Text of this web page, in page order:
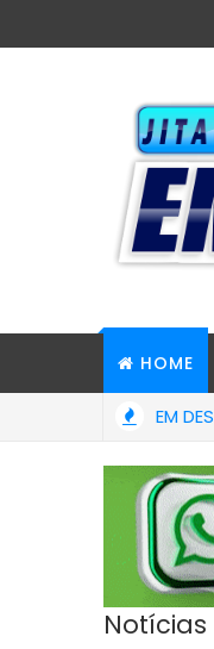
HOME
EM
apreende arma e